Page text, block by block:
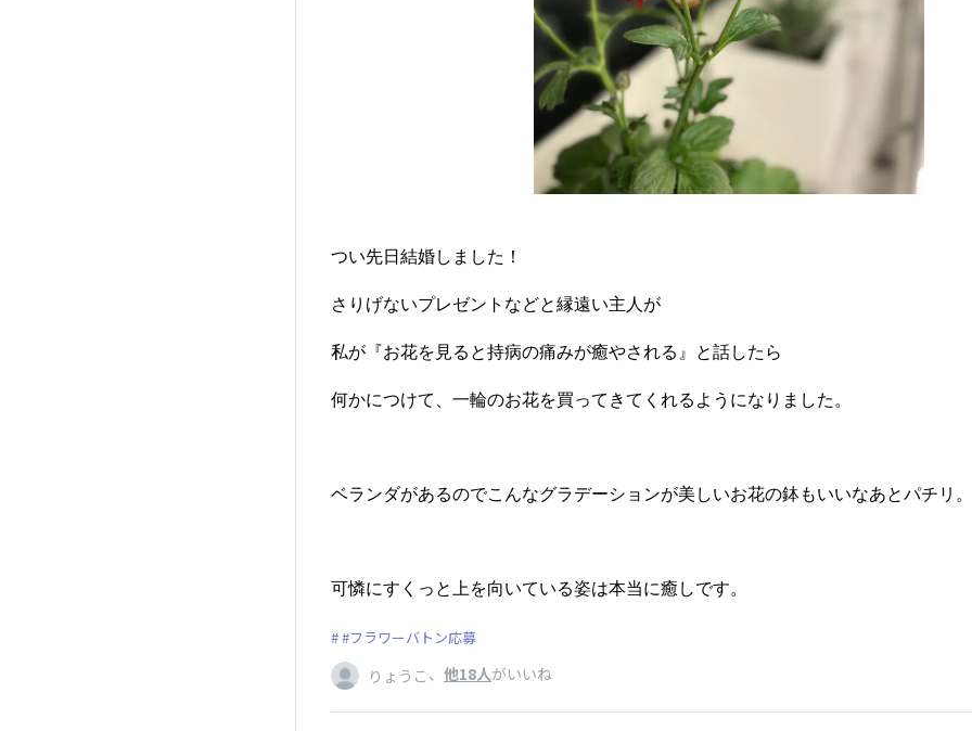
つい先日結婚しました！
さりげないプレゼントなどと縁遠い主人が
私が『お花を見ると持病の痛みが癒やされる』と話したら
何かにつけて、一輪のお花を買ってきてくれるようになりました。
ベランダがあるのでこんなグラデーションが美しいお花の鉢もいいなあとパチリ。
可憐にすくっと上を向いている姿は本当に癒しです。
#フラワーバトン応募
りょうこ 、 他18人がいいね